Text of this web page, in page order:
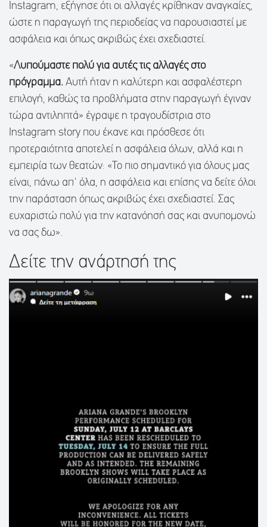
Instagram, εξήγησε ότι οι αλλαγές κρίθηκαν αναγκαίες,
ώστε η παραγωγή της περιοδείας να παρουσιαστεί με
ασφάλεια και όπως ακριβώς έχει σχεδιαστεί.
«Λυπούμαστε πολύ για αυτές τις αλλαγές στο
πρόγραμμα. Αυτή ήταν η καλύτερη και ασφαλέστερη
επιλογή, καθώς τα προβλήματα στην παραγωγή έγιναν
τώρα αντιληπτά» έγραψε η τραγουδίστρια στο
Instagram story που έκανε και πρόσθεσε ότι
προτεραιότητα αποτελεί η ασφάλεια όλων, αλλά και η
εμπειρία των θεατών: «Το πιο σημαντικό για όλους μας
είναι, πάνω απ' όλα, η ασφάλεια και επίσης να δείτε όλοι
την παράσταση όπως ακριβώς έχει σχεδιαστεί. Σας
ευχαριστώ πολύ για την κατανόησή σας και ανυπομονώ
να σας δω».
Δείτε την ανάρτησή της